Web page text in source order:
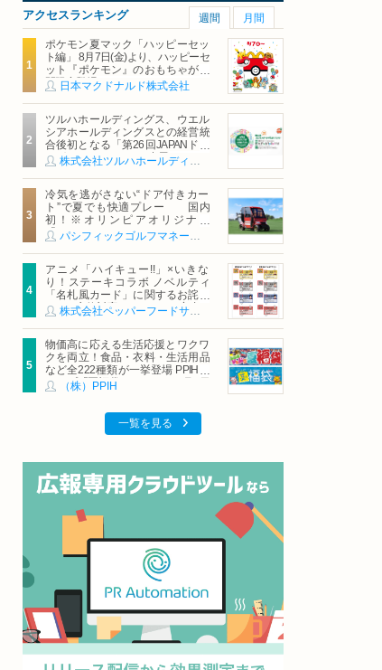
アクセスランキング 週間 月間
ポケモン夏マック「ハッピーセッ
ト編」 8月7日(金)より、ハッピーセ
ット『ポケモン』のおもちゃが期
間限定登場
日本マクドナルド株式会社
ツルハホールディングス、ウエル
シアホールディングスとの経営統
合後初となる「第26回JAPANドラ
ッグストアショー」に出展
冷気を逃がさない“ドア付きカー
ト”で夏でも快適プレー 国内
初！※オリンピアオリジナル
「AirCon Cart（エアコンカー
ト）」導入 | ＰＧＭ
アニメ「ハイキュー!!」×いきな
り！ステーキコラボ ノベルティ
「名札風カード」に関するお詫び
および交換対応についてのご案内
物価高に応える生活応援とワクワ
クを両立！食品・衣料・生活用品
など全222種類が一挙登場 PPIHグ
ループ「夏福袋」＆セール 8月6日
(木)より順次スタート
（株）PPIH
一覧を見る